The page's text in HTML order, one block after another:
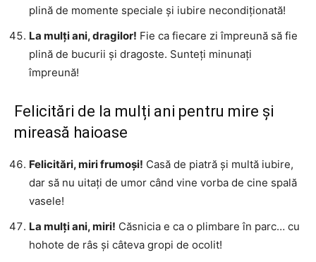
plină de momente speciale și iubire necondiționată!
La mulți ani, dragilor! Fie ca fiecare zi împreună să fie
plină de bucurii și dragoste. Sunteți minunați
împreună!
Felicitări de la mulți ani pentru mire și
mireasă haioase
Felicitări, miri frumoși! Casă de piatră și multă iubire,
dar să nu uitați de umor când vine vorba de cine spală
vasele!
La mulți ani, miri! Căsnicia e ca o plimbare în parc… cu
hohote de râs și câteva gropi de ocolit!